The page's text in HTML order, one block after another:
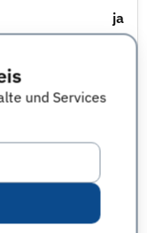
und Services
ja
Nicht angegeben
Nicht angegeben